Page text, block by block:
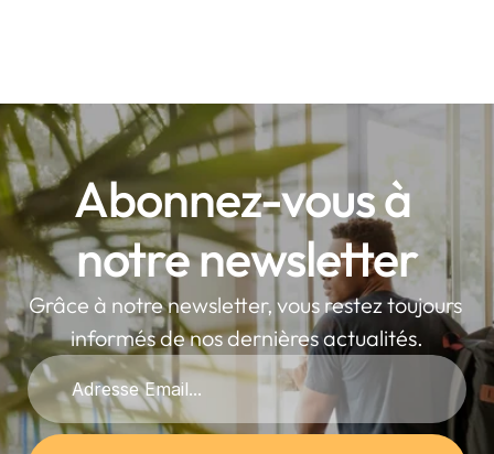
Abonnez-vous à
notre newsletter
Grâce à notre newsletter, vous restez toujours
informés de nos dernières actualités.